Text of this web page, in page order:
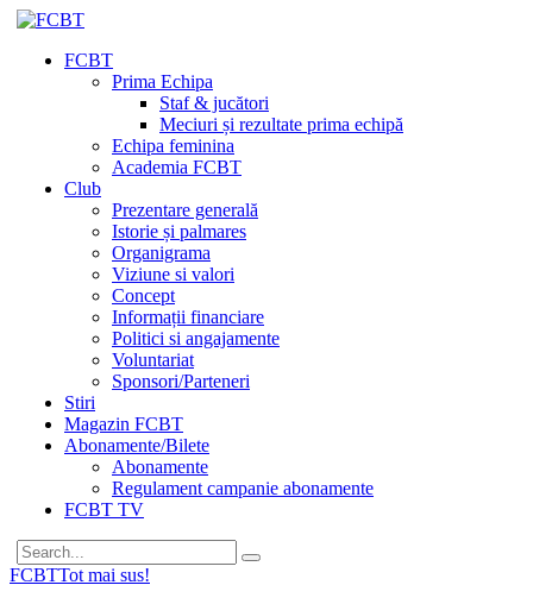
FCBT
Prima Echipa
Staf & jucători
Meciuri și rezultate prima echipă
Echipa feminina
Academia FCBT
Club
Prezentare generală
Istorie și palmares
Organigrama
Viziune si valori
Concept
Informații financiare
Politici si angajamente
Voluntariat
Sponsori/Parteneri
Stiri
Magazin FCBT
Abonamente/Bilete
Abonamente
Regulament campanie abonamente
FCBT TV
FCBTTot mai sus!